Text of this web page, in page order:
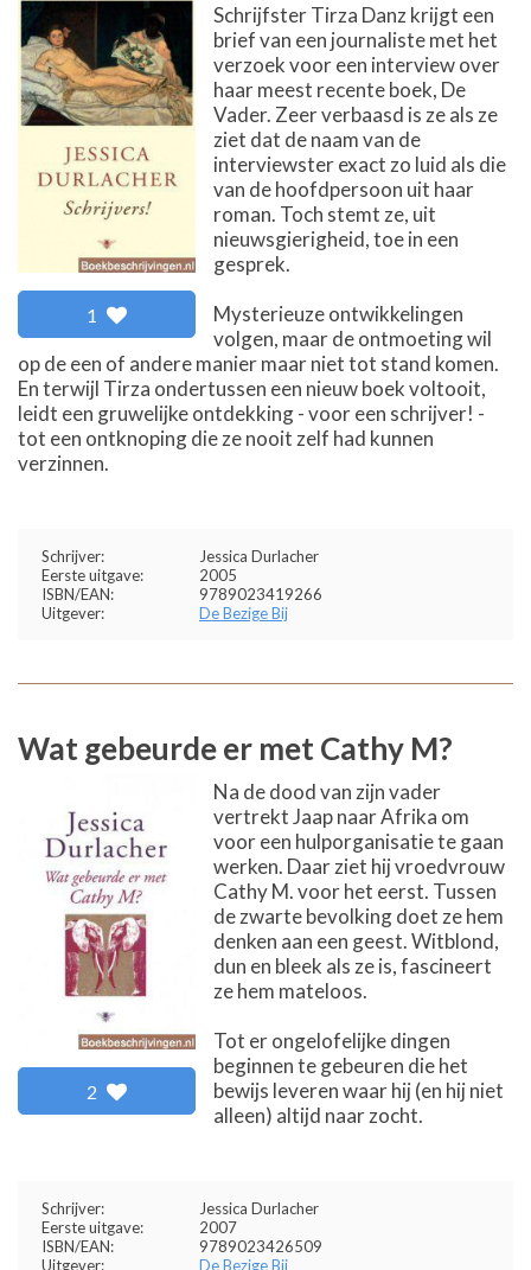
1
Schrijfster Tirza Danz krijgt een
brief van een journaliste met het
verzoek voor een interview over
haar meest recente boek, De
Vader. Zeer verbaasd is ze als ze
ziet dat de naam van de
interviewster exact zo luid als die
van de hoofdpersoon uit haar
roman. Toch stemt ze, uit
nieuwsgierigheid, toe in een
gesprek.
Mysterieuze ontwikkelingen
volgen, maar de ontmoeting wil
op de een of andere manier maar niet tot stand komen.
En terwijl Tirza ondertussen een nieuw boek voltooit,
leidt een gruwelijke ontdekking - voor een schrijver! -
tot een ontknoping die ze nooit zelf had kunnen
verzinnen.
Schrijver:
Jessica Durlacher
Eerste uitgave:
2005
ISBN/EAN:
9789023419266
Uitgever:
De Bezige Bij
Wat gebeurde er met Cathy M?
2
Na de dood van zijn vader
vertrekt Jaap naar Afrika om
voor een hulporganisatie te gaan
werken. Daar ziet hij vroedvrouw
Cathy M. voor het eerst. Tussen
de zwarte bevolking doet ze hem
denken aan een geest. Witblond,
dun en bleek als ze is, fascineert
ze hem mateloos.
Tot er ongelofelijke dingen
beginnen te gebeuren die het
bewijs leveren waar hij (en hij niet
alleen) altijd naar zocht.
Schrijver:
Jessica Durlacher
Eerste uitgave:
2007
ISBN/EAN:
9789023426509
Uitgever:
De Bezige Bij